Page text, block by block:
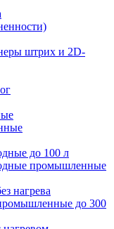
штрих и 2D-
до 100 л
промышленные
нагрева
до 300